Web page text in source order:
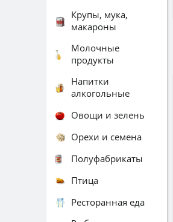
Крупы, мука,
макароны
Молочные
продукты
Напитки
алкогольные
Овощи и зелень
Орехи и семена
Полуфабрикаты
Птица
Ресторанная еда